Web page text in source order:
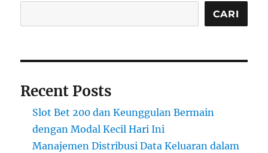
CARI
Recent Posts
Slot Bet 200 dan Keunggulan Bermain
dengan Modal Kecil Hari Ini
Manajemen Distribusi Data Keluaran dalam